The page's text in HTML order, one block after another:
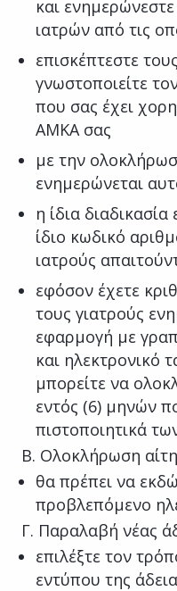
και ενημερώνεστε
ιατρών από τις
επισκέπτεστε
γνωστοποιείτε
που σας έχει
ΑΜΚΑ σας
με την
ενημερώνεται
η ίδια
ίδιο κωδικό
ιατρούς
εφόσον έχετε
τους γιατρούς
εφαρμογή με
και ηλεκτρονικό
μπορείτε να
εντός (6) μηνών
πιστοποιητικά
Β. Ολοκλήρωση
θα πρέπει να
προβλεπόμενο
Γ. Παραλαβή νέας
επιλέξτε τον
εντύπου της